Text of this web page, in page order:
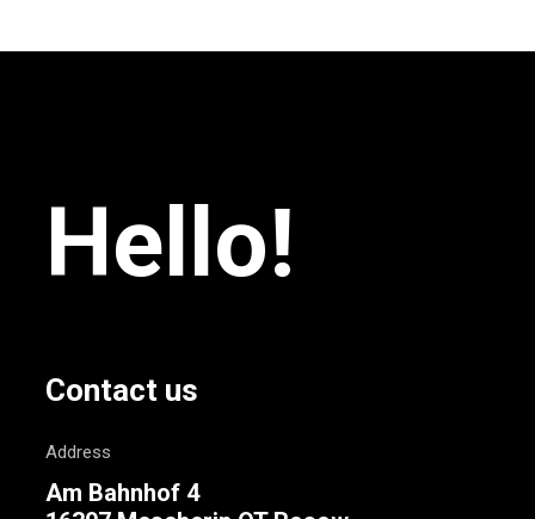
Hello!
Contact us
Address
Am Bahnhof 4